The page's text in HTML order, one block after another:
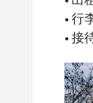
• 行
• 接